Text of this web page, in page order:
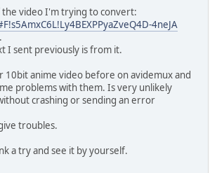
the video I'm trying to convert:
4neJA
I sent previously is from it.
10bit anime video before on avidemux and
problems with them. Is very unlikely
crashing or sending an error
troubles.
a try and see it by yourself.